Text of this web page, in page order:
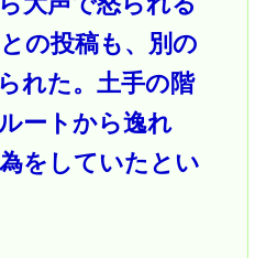
の投稿も、別の
れた。土手の階
ートから逸れ
をしていたとい